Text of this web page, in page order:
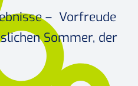
– Vorfreude
Sommer, der